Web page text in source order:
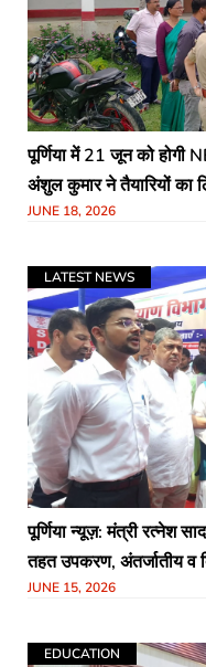
पूर्णिया में 21 जून को होगी
अंशुल कुमार ने तैयारियों का
JUNE 18, 2026
LATEST NEWS
पूर्णिया न्यूज़: मंत्री रत्नेश
तहत उपकरण, अंतर्जातीय व
का अनुदान
JUNE 15, 2026
EDUCATION